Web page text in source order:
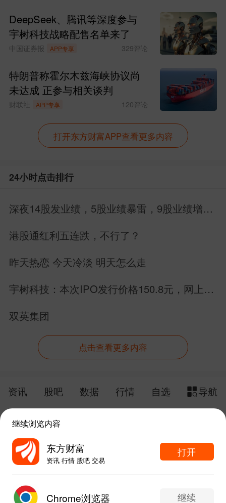
DeepSeek、腾讯等深度参与
宇树科技战略配售名单来了
中国证券报 APP专享 329评论
特朗普称霍尔木兹海峡协议尚
未达成 正参与相关谈判
财联社 APP专享 120评论
打开东方财富APP查看更多内容
24小时点击排行
深夜14股发业绩，5股业绩暴雷，9股业绩增
港股通红利五连跌，不行了？
昨天热恋 今天冷淡 明天怎么走
宇树科技：本次IPO发行价格150.8元，网上申
双英集团
点击查看更多内容
资讯 股吧 数据 行情 自选
导航
给网站提点意见 下载APP
东方财富APP内打开
继续浏览内容
东方财富
资讯 行情 股吧 交易
打开
Chrome浏览器 继续